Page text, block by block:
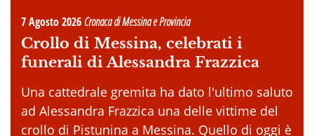
7 Agosto 2026 Cronaca di Messina e Provincia
Crollo di Messina, celebrati i
funerali di Alessandra Frazzica
Una cattedrale gremita ha dato l'ultimo saluto
ad Alessandra Frazzica una delle vittime del
crollo di Pistunina a Messina. Quello di oggi è